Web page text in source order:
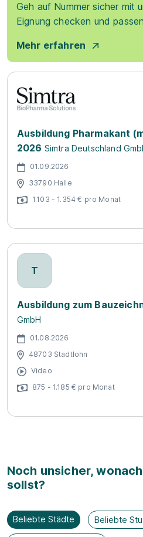
Geh auf Nummer sicher mit
Eignung checken und
Mehr erfahren
Ausbildung Pharmakant
2026 Simtra Deutschland
01.09.2026
33790 Halle
1.103 - 1.354 € pro Monat
T
Ausbildung zum
GmbH
01.08.2026
48703 Stadtlohn
Video
875 - 1.185 € pro Monat
Noch unsicher,
sollst?
Beliebte Städte Beliebte